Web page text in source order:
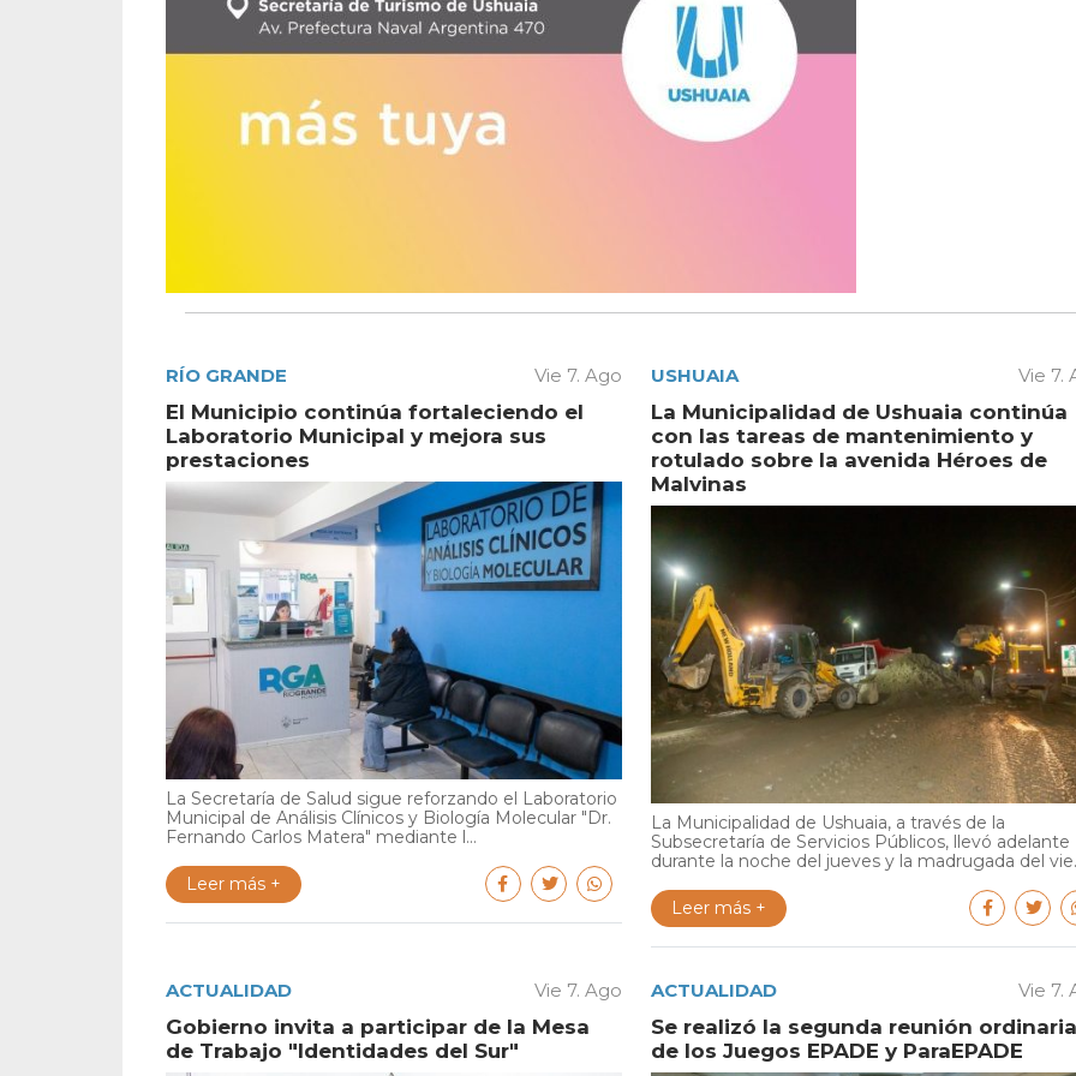
RÍO GRANDE Vie 7. Ago
El Municipio continúa fortaleciendo el
Laboratorio Municipal y mejora sus
prestaciones
La Secretaría de Salud sigue reforzando el Laboratorio
Municipal de Análisis Clínicos y Biología Molecular "Dr.
Fernando Carlos Matera" mediante l...
Leer más +
USHUAIA Vie 7.
La Municipalidad de Ushuaia continúa
con las tareas de mantenimiento y
rotulado sobre la avenida Héroes de
Malvinas
La Municipalidad de Ushuaia, a través de la
Subsecretaría de Servicios Públicos, llevó adelante
durante la noche del jueves y la madrugada del
Leer más +
ACTUALIDAD Vie 7. Ago
Gobierno invita a participar de la Mesa
de Trabajo "Identidades del Sur"
ACTUALIDAD Vie 7.
Se realizó la segunda reunión ordinaria
de los Juegos EPADE y ParaEPADE